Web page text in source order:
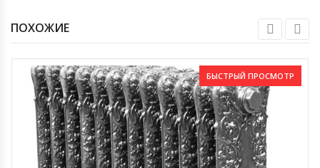
ПОХОЖИЕ
БЫСТРЫЙ ПРОСМОТР